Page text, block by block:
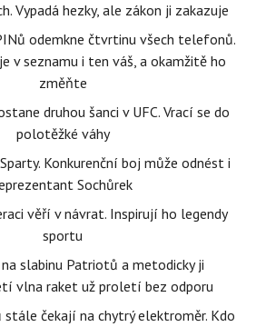
Vypadá hezky, ale zákon ji zakazuje
odemkne čtvrtinu všech telefonů.
v seznamu i ten váš, a okamžitě ho
změňte
druhou šanci v UFC. Vrací se do
polotěžké váhy
Konkurenční boj může odnést i
Sochůrek
věří v návrat. Inspirují ho legendy
sportu
slabinu Patriotů a metodicky ji
vlna raket už proletí bez odporu
stále čekají na chytrý elektroměr. Kdo